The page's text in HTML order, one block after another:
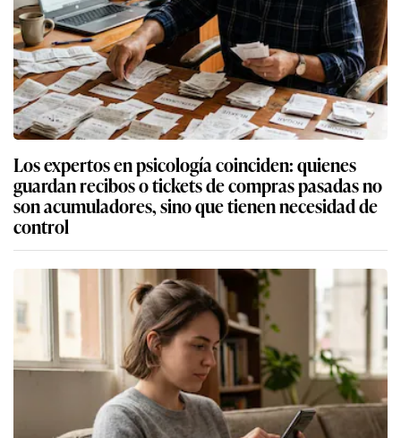
Los expertos en psicología coinciden: quienes
guardan recibos o tickets de compras pasadas no
son acumuladores, sino que tienen necesidad de
control